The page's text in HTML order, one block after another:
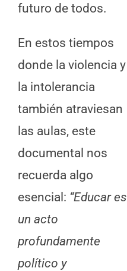
futuro de todos.
En estos tiempos
donde la violencia y
la intolerancia
también atraviesan
las aulas, este
documental nos
recuerda algo
esencial: “Educar es
un acto
profundamente
político y